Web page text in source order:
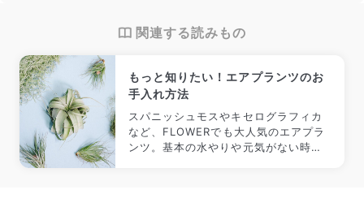
関連する読みもの
もっと知りたい！エアプランツのお
手入れ方法
スパニッシュモスやキセログラフィカ
など、FLOWERでも大人気のエアプラ
ンツ。基本の水やりや元気がない時の